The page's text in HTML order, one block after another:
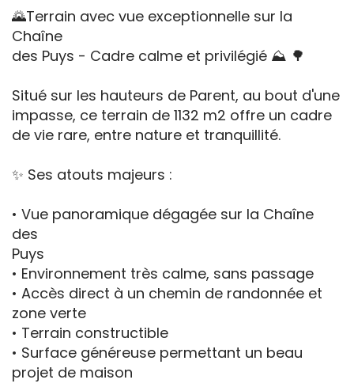
🌄Terrain avec vue exceptionnelle sur la
Chaîne
des Puys - Cadre calme et privilégié ⛰️ 🌳
Situé sur les hauteurs de Parent, au bout d'une
impasse, ce terrain de 1132 m2 offre un cadre
de vie rare, entre nature et tranquillité.
✨ Ses atouts majeurs :
• Vue panoramique dégagée sur la Chaîne
des
Puys
• Environnement très calme, sans passage
• Accès direct à un chemin de randonnée et
zone verte
• Terrain constructible
• Surface généreuse permettant un beau
projet de maison